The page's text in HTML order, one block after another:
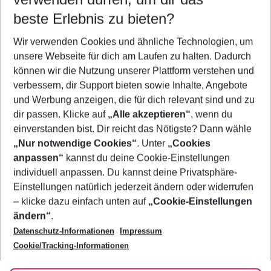
5-8 Nächte
2 Erwachsene Keine Kinder
Mehr Filter anzeigen
Footer
Footer navigation
Über uns
AGB
Bestpreisgarantie
Cookie-Einstellungen ändern
Cookie-Richtlinie
Agenturbetreuung
Barrierefreies Reisen
Folge uns
beste Erlebnis zu bieten?
Wir verwenden Cookies und ähnliche Technologien, um
unsere Webseite für dich am Laufen zu halten. Dadurch
können wir die Nutzung unserer Plattform verstehen und
verbessern, dir Support bieten sowie Inhalte, Angebote
und Werbung anzeigen, die für dich relevant sind und zu
dir passen. Klicke auf „Alle akzeptieren“, wenn du
einverstanden bist. Dir reicht das Nötigste? Dann wähle
„Nur notwendige Cookies“. Unter „Cookies
anpassen“ kannst du deine Cookie-Einstellungen
individuell anpassen. Du kannst deine Privatsphäre-
Einstellungen natürlich jederzeit ändern oder widerrufen
– klicke dazu einfach unten auf „Cookie-Einstellungen
ändern“.
Datenschutz-Informationen
Impressum
Cookie/Tracking-Informationen